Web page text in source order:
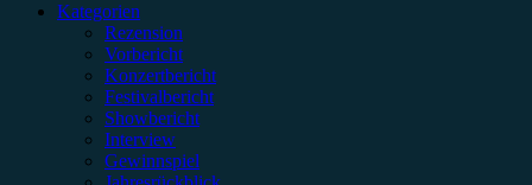
Kategorien
Rezension
Vorbericht
Konzertbericht
Festivalbericht
Showbericht
Interview
Gewinnspiel